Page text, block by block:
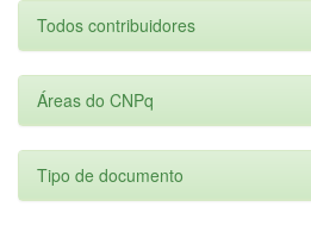
Todos contribuidores
Áreas do CNPq
Tipo de documento